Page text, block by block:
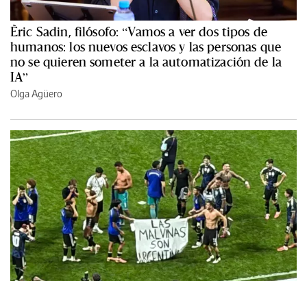
Èric Sadin, filósofo: “Vamos a ver dos tipos de
humanos: los nuevos esclavos y las personas que
no se quieren someter a la automatización de la
IA”
Olga Agüero